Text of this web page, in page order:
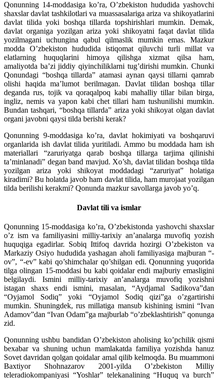
Qonunning 14-moddasiga ko’ra, O’zbekiston hududida yashovchi
shaxslar davlat tashkilotlari va muassasalariga ariza va shikoyatlarini
davlat tilida yoki boshqa tillarda topshirishlari mumkin. Demak,
davlat organiga yozilgan ariza yoki shikoyatni faqat davlat tilida
yozilmagani uchungina qabul qilmaslik mumkin emas. Mazkur
modda O’zbekiston hududida istiqomat qiluvchi turli millat va
elatlarning huquqlarini himoya qilishga xizmat qilsa ham,
amaliyotda ba’zi jiddiy qiyinchiliklarni tug’dirishi mumkin. Chunki
Qonundagi “boshqa tillarda” atamasi aynan qaysi tillarni qamrab
olishi haqida ma’lumot berilmagan. Davlat tilidan boshqa tillar
deganda rus, tojik va qoraqalpoq kabi mahalliy tillar bilan birga,
ingliz, nemis va yapon kabi chet tillari ham tushunilishi mumkin.
Bundan tashqari, “boshqa tillarda” ariza yoki shikoyat olgan davlat
organi javobni qaysi tilda berishi kerak?
Qonunning 9-moddasiga ko’ra, davlat hokimiyati va boshqaruvi
organlarida ish davlat tilida yuritiladi. Ammo bu moddada ham ish
materiallari “zaruriyatga qarab boshqa tillarga tarjima qilinishi
ta’minlanadi” degan band mavjud. Xo’sh, davlat tilidan boshqa tilda
yozilgan ariza yoki shikoyat moddadagi “zaruriyat” holatiga
kiradimi? Bu holatda javob ham davlat tilida, ham murojaat yozilgan
tilda berilishi kerakmi? Qonunda mazkur savollarga javob yo’q.
Davlat tili va ismlar
Qonunning 15-moddasiga ko’ra, O’zbekistonda yashovchi shaxslar
o’z ism va familiyasini milliy-tarixiy an’analarga muvofiq yozish
huquqiga egadirlar. Sobiq Ittifoq davrida hozirgi O’zbekiston va
Markaziy Osiyo hududida yashagan aholi familiyasiga majburan “-
ov”, “-ev” kabi qo’shimchalar qo’shilgan edi. Qonunning yuqorida
tilga olingan 15-moddasi bu kabi qoidalar endi majburiy emasligini
belgilaydi. Ismini milliy-tarixiy an’analarga muvofiq yozishni
istagan shaxs endi ismini, masalan, “Aydjamal Sadikova”dan
“Oyjamol Sodiq” yoki “Oyjamol Sodiq qizi”ga o’zgartirishi
mumkin. Shuningdek, rus millatiga mansub kishining ismini “Ivan
Adamov”dan “Ivan Odam”ga majburlab “o’zbeklashtirish” qonunga
zid.
Qonunning ushbu bandidan O’zbekiston aholising ko’pchilik qismi
bexabar va shuning uchun mamlakatda familiya yozishda hanuz
Sovet davridan qolgan qoidalar amal qilib kelmoqda. Bu muammoni
Baxtiyor Shohnazarov 2001-yilda O’zbekiston Milliy
teleradiokompaniyasi “Yoshlar” telekanalining “Huquq va burch”